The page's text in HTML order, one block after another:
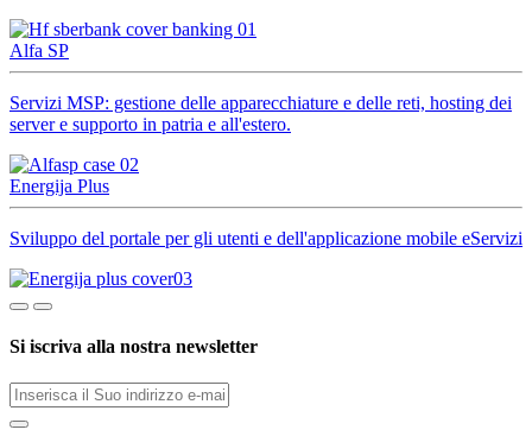
Alfa SP
Servizi MSP: gestione delle apparecchiature e delle reti, hosting dei
server e supporto in patria e all'estero.
Energija Plus
Sviluppo del portale per gli utenti e dell'applicazione mobile eServizi
Si iscriva alla nostra newsletter